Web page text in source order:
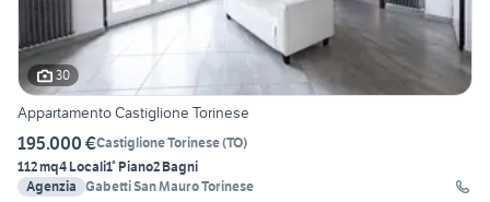
30
Appartamento Castiglione Torinese
195.000 €Castiglione Torinese(TO)
112 mq4 Locali1° Piano2 Bagni
Agenzia Gabetti San Mauro Torinese